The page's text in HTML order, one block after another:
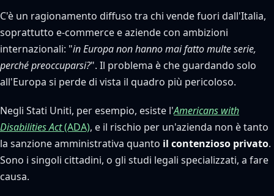
C'è un ragionamento diffuso tra chi vende fuori dall'Italia,
soprattutto e-commerce e aziende con ambizioni
internazionali: "in Europa non hanno mai fatto multe serie,
perché preoccuparsi?". Il problema è che guardando solo
all'Europa si perde di vista il quadro più pericoloso.
Negli Stati Uniti, per esempio, esiste l'Americans with
Disabilities Act(ADA), e il rischio per un'azienda non è tanto
la sanzione amministrativa quanto il contenzioso privato.
Sono i singoli cittadini, o gli studi legali specializzati, a fare
causa.